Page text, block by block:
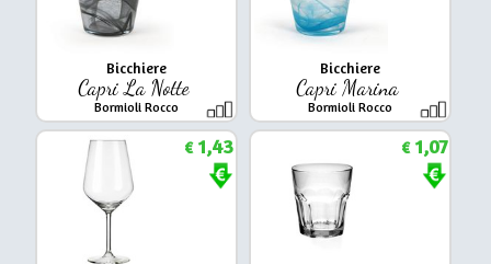
Bicchiere
Capri La Notte
Bormioli Rocco
Bicchiere
Capri Marina
Bormioli Rocco
€1,43 €1,07